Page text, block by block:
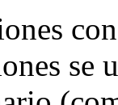
se